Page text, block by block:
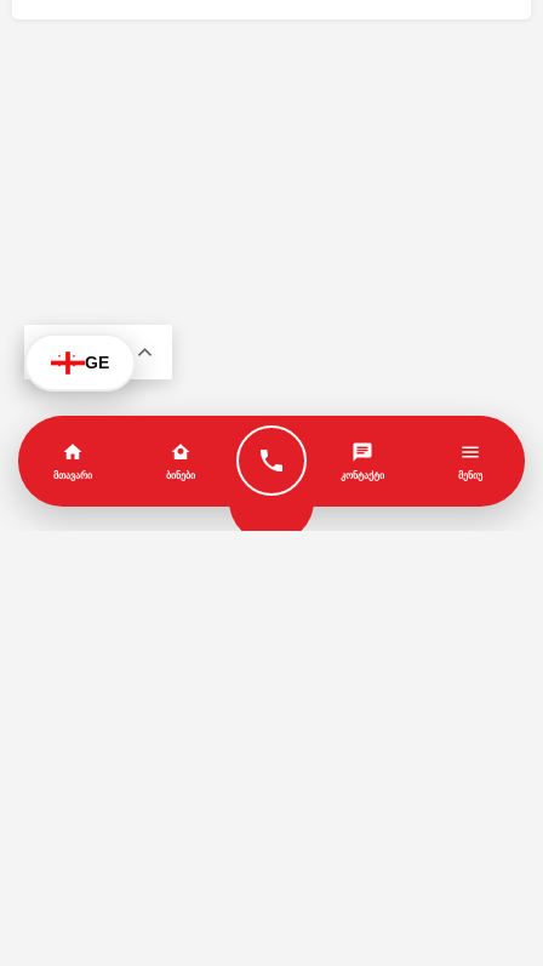
GE
ᲛᲗᲐᲕᲐᲠᲘ ᲑᲘᲜᲔᲑᲘ ᲙᲝᲜᲢᲐᲥᲢᲘ ᲛᲔᲜᲘᲣ
KA